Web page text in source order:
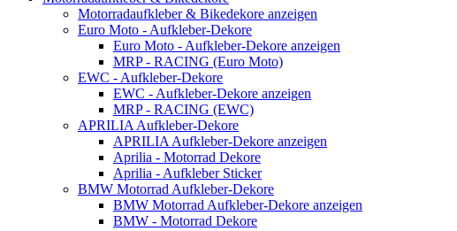
Motorradaufkleber & Bikedekore anzeigen
Euro Moto - Aufkleber-Dekore
Euro Moto - Aufkleber-Dekore anzeigen
MRP - RACING (Euro Moto)
EWC - Aufkleber-Dekore
EWC - Aufkleber-Dekore anzeigen
MRP - RACING (EWC)
APRILIA Aufkleber-Dekore
APRILIA Aufkleber-Dekore anzeigen
Aprilia - Motorrad Dekore
Aprilia - Aufkleber Sticker
BMW Motorrad Aufkleber-Dekore
BMW Motorrad Aufkleber-Dekore anzeigen
BMW - Motorrad Dekore